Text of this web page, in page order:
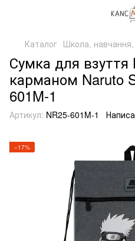
Каталог Школа, навчання,
Сумка для
карманом Naruto
601M-1
Артикул: NR25-601M-1
−17%